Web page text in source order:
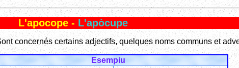
L'apocope - L'apòcupe
concernés certains adjectifs, quelques noms communs et
Esempiu